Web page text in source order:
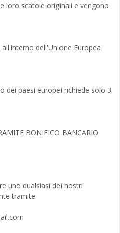
loro scatole originali e vengono
dell'Unione Europea
dei paesi europei richiede solo 3
BONIFICO BANCARIO
uno qualsiasi dei nostri
tramite: